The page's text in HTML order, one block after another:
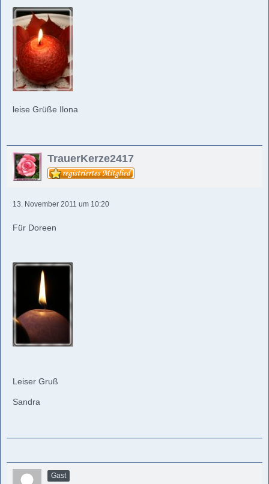
leise Grüße Ilona
TrauerKerze2417
13. November 2011 um 10:20
Für Doreen
Leiser Gruß
Sandra
Gast